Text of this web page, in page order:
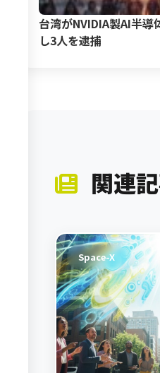
台湾がNVIDIA製AI半導
し3人を逮捕
関連
Space-X